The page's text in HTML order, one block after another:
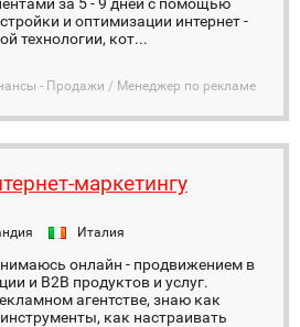
и оптимизации интернет -
технологии, кот...
- Продажи / Менеджер по рекламе
маркетингу
Италия
онлайн - продвижением в
и B2B продуктов и услуг.
агентстве, знаю как
как настраивать